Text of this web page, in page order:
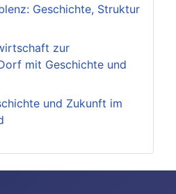
Geschichte, Struktur
zur
mit Geschichte und
und Zukunft im